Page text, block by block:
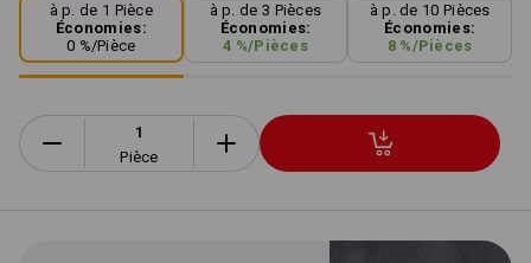
à p. de 1 Pièce
Économies:
0 %/Pièce
à p. de 3 Pièces
Économies:
4 %/Pièces
à p. de 10 Pièces
Économies:
8%/Pièces
Pièce